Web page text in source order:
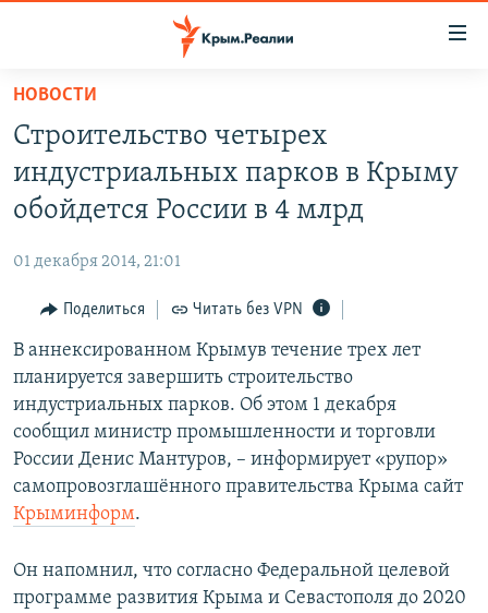
Вернуться
основному
содержанию
Вернутся
главной
навигации
Вернутся
поиску
СПЕЦПРОЕКТЫ
ГРУЗ 200
11 ЛЕТ ОККУПАЦИИ КРЫМА. 11 ИСТОРИЙ СОПРОТИВЛЕНИЯ
ВОДА
ЕЩЕ
ИНТЕРАКТИВ
ИНФОГРАФИКА
ТЕЛЕПРОЕКТ КРЫМ.РЕАЛИИ
СОВЕТЫ ПРАВОЗАЩИТНИКОВ
ПРОПАВШИЕ БЕЗ ВЕСТИ
ПОБЕДИТЕЛЕЙ НЕ СУДЯТ?
РАДІО СВОБОДА
КАК ОБОЙТИ БЛОКИРОВКУ
Українською
Qırımtatar
ПРИСОЕДИНЯЙТЕСЬ!
НОВОСТИ
Строительство четырех
индустриальных парков в Крыму
обойдется России в 4 млрд
01 декабря 2014, 21:01
Поделиться Читать без VPN
В аннексированном Крымув течение трех лет
планируется завершить строительство
индустриальных парков. Об этом 1 декабря
сообщил министр промышленности и торговли
России Денис Мантуров, – информирует «рупор»
самопровозглашённого правительства Крыма сайт
Крыминформ.
Он напомнил, что согласно Федеральной целевой
программе развития Крыма и Севастополя до 2020